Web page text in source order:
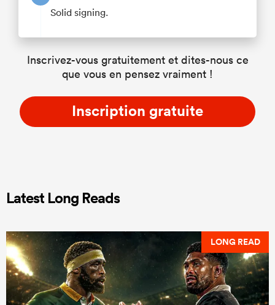
Solid signing.
Inscrivez-vous gratuitement et dites-nous ce
que vous en pensez vraiment !
Inscription gratuite
Latest Long Reads
LONG READ